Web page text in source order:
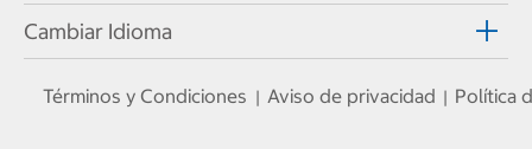
Cambiar Idioma
Términos y Condiciones | Aviso de privacidad | Política